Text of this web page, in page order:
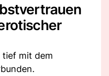
tief mit dem